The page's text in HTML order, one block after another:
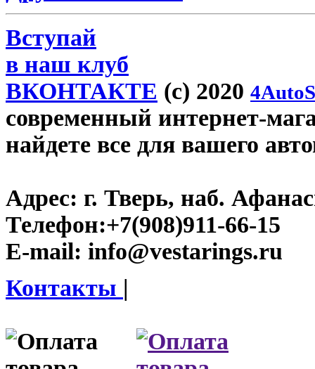
Вступай
в наш клуб
ВКОНТАКТЕ (c) 2020
современный интернет-
найдете все для вашего
Адрес: г. Тверь, наб.
Телефон:+7(908)911-66-15
E-mail: info@vestarings.ru
Контакты |